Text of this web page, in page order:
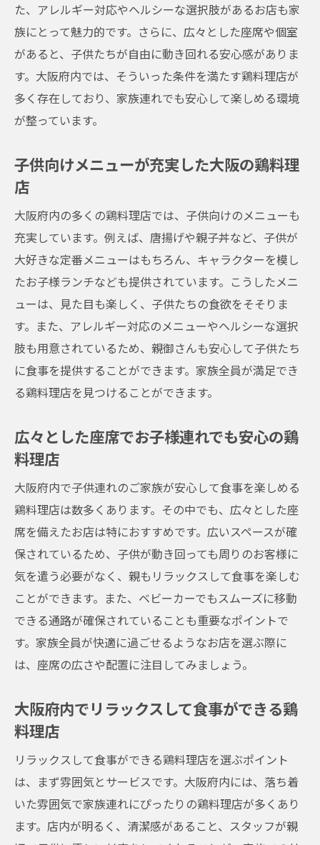
子供に配慮したメニューがある鶏料理店
親子で楽しむための特別サービスが魅力
ファミリー向けの広い座席と快適な雰囲気
お子様連れでも安心の設備とサービス
家族全員が笑顔になれる鶏料理店の特徴
お子様連れ必見大阪府のおすすめ鶏料理スポッ
子供が喜ぶメニューが豊富な鶏料理店
遊び心満載のインテリアが魅力の鶏料理店
親子で楽しめるイベントやアクティビティ
お子様連れに嬉しいサポートが充実
初めての家族外食でも安心の鶏料理スポッ
ト
大阪府内で人気の家族向け鶏料理店
親子で行きたい大阪府の鶏料理店子供向けメニ
定番メニューからキッズメニューまで揃う
アレルギー対応がしっかりしているお店
子供向けの特別メニューが楽しめる鶏料理
店
ファミリーで楽しむための工夫がいっぱい
大阪府内で親子一緒に楽しめる鶏料理店
栄養バランスを考えた子供向けメニューが
あるお店
大阪府で見つける子供連れに嬉しい鶏料理のお
店
家族での食事をサポートする設備が充実
お子様が楽しめるイベントがあるお店
家族連れに人気の高い鶏料理店の秘密
大阪府内での家族の思い出作りに最適な鶏
た、アレルギー対応やヘルシーな選択肢があるお店も家
族にとって魅力的です。さらに、広々とした座席や個室
があると、子供たちが自由に動き回れる安心感がありま
す。大阪府内では、そういった条件を満たす鶏料理店が
多く存在しており、家族連れでも安心して楽しめる環境
が整っています。
子供向けメニューが充実した大阪の鶏料理
店
大阪府内の多くの鶏料理店では、子供向けのメニューも
充実しています。例えば、唐揚げや親子丼など、子供が
大好きな定番メニューはもちろん、キャラクターを模し
たお子様ランチなども提供されています。こうしたメニ
ューは、見た目も楽しく、子供たちの食欲をそそりま
す。また、アレルギー対応のメニューやヘルシーな選択
肢も用意されているため、親御さんも安心して子供たち
に食事を提供することができます。家族全員が満足でき
る鶏料理店を見つけることができます。
広々とした座席でお子様連れでも安心の鶏
料理店
大阪府内で子供連れのご家族が安心して食事を楽しめる
鶏料理店は数多くあります。その中でも、広々とした座
席を備えたお店は特におすすめです。広いスペースが確
保されているため、子供が動き回っても周りのお客様に
気を遣う必要がなく、親もリラックスして食事を楽しむ
ことができます。また、ベビーカーでもスムーズに移動
できる通路が確保されていることも重要なポイントで
す。家族全員が快適に過ごせるようなお店を選ぶ際に
は、座席の広さや配置に注目してみましょう。
大阪府内でリラックスして食事ができる鶏
料理店
リラックスして食事ができる鶏料理店を選ぶポイント
は、まず雰囲気とサービスです。大阪府内には、落ち着
いた雰囲気で家族連れにぴったりの鶏料理店が多くあり
ます。店内が明るく、清潔感があること、スタッフが親